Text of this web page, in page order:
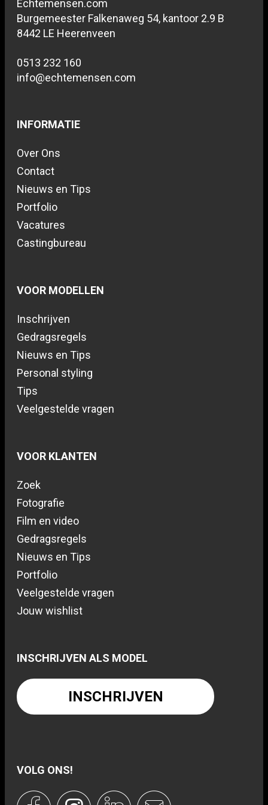
Echtemensen.com
Burgemeester Falkenaweg 54, kantoor 2.9 B
8442 LE Heerenveen
0513 232 160
info@echtemensen.com
INFORMATIE
Over Ons
Contact
Nieuws en Tips
Portfolio
Vacatures
Castingbureau
VOOR MODELLEN
Inschrijven
Gedragsregels
Nieuws en Tips
Personal styling
Tips
Veelgestelde vragen
VOOR KLANTEN
Zoek
Fotografie
Film en video
Gedragsregels
Nieuws en Tips
Portfolio
Veelgestelde vragen
Jouw wishlist
INSCHRIJVEN ALS MODEL
INSCHRIJVEN
VOLG ONS!